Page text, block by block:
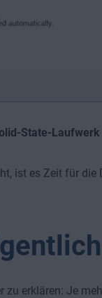
State-Laufwerk
ist es Zeit für die
zu erklären: Je